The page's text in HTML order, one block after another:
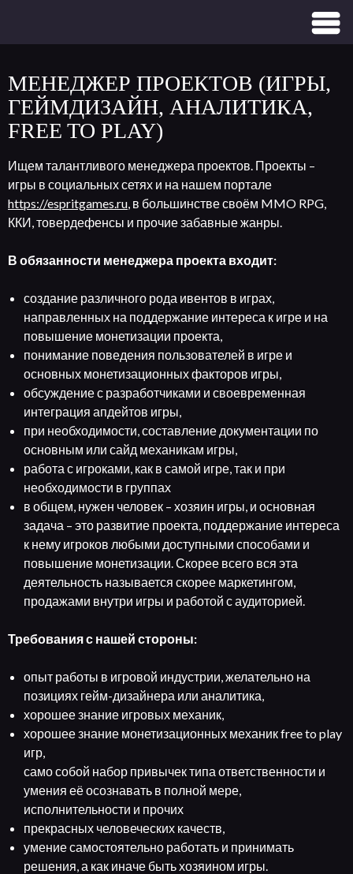
МЕНЕДЖЕР ПРОЕКТОВ (ИГРЫ,
ГЕЙМДИЗАЙН, АНАЛИТИКА,
FREE TO PLAY)
Ищем талантливого менеджера проектов. Проекты –
игры в социальных сетях и на нашем портале
https://espritgames.ru, в большинстве своём MMO RPG,
ККИ, товердефенсы и прочие забавные жанры.
В обязанности менеджера проекта входит:
создание различного рода ивентов в играх,
направленных на поддержание интереса к игре и на
повышение монетизации проекта,
понимание поведения пользователей в игре и
основных монетизационных факторов игры,
обсуждение с разработчиками и своевременная
интеграция апдейтов игры,
при необходимости, составление документации по
основным или сайд механикам игры,
работа с игроками, как в самой игре, так и при
необходимости в группах
в общем, нужен человек – хозяин игры, и основная
задача – это развитие проекта, поддержание интереса
к нему игроков любыми доступными способами и
повышение монетизации. Скорее всего вся эта
деятельность называется скорее маркетингом,
продажами внутри игры и работой с аудиторией.
Требования с нашей стороны:
опыт работы в игровой индустрии, желательно на
позициях гейм-дизайнера или аналитика,
хорошее знание игровых механик,
хорошее знание монетизационных механик free to play
игр,
само собой набор привычек типа ответственности и
умения её осознавать в полной мере,
исполнительности и прочих
прекрасных человеческих качеств,
умение самостоятельно работать и принимать
решения, а как иначе быть хозяином игры.